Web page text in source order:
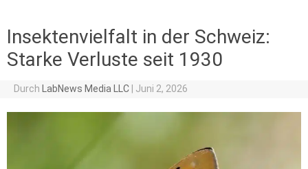
Insektenvielfalt in der Schweiz:
Starke Verluste seit 1930
Durch LabNews Media LLC Juni 2, 2026